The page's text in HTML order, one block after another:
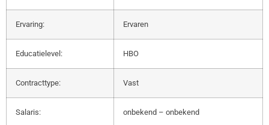
Ervaring: Ervaren
Educatielevel: HBO
Contracttype: Vast
Salaris: onbekend – onbekend